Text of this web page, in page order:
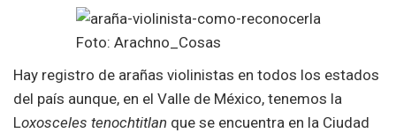
Foto: Arachno_Cosas
Hay registro de arañas violinistas en todos los estados
del país aunque, en el Valle de México, tenemos la
Loxosceles tenochtitlan que se encuentra en la Ciudad